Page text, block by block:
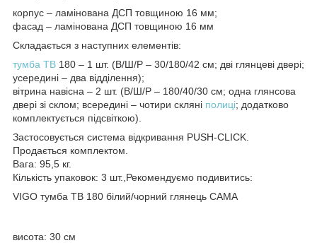
корпус – ламінована ДСП товщиною 16 мм;
фасад – ламінована ДСП товщиною 16 мм
Складається з наступних елементів:
тумба ТВ 180 – 1 шт. (В/Ш/Р – 30/180/42 см; дві глянцеві двері;
усередині – два відділення);
вітрина навісна – 2 шт. (В/Ш/Р – 180/40/30 см; одна глянсова
двері зі склом; всередині – чотири скляні полиці; додатково
комплектується підсвіткою).
Застосовується система відкривання PUSH-CLICK.
Продається комплектом.
Вага: 95,5 кг.
Кількість упаковок: 3 шт.,Рекомендуємо подивитись:
VIGO тумба ТВ 180 білий/чорний глянець CAMA
висота: 30 см